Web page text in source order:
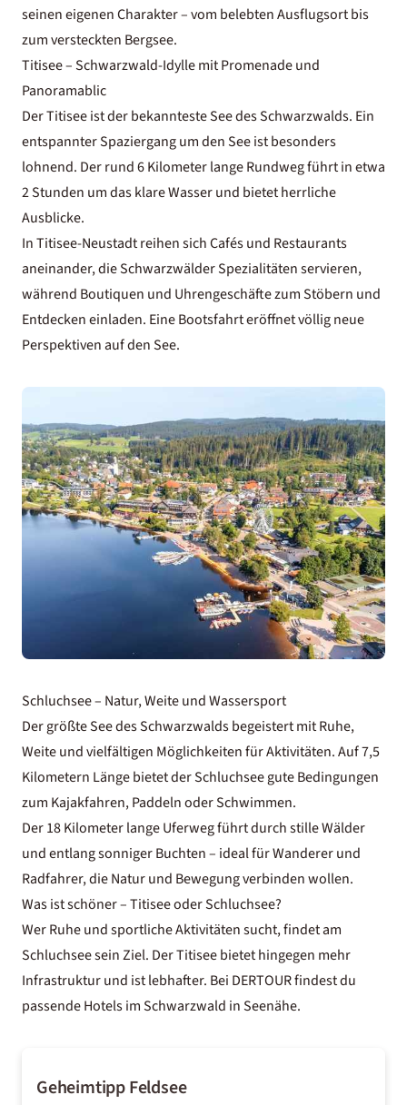
seinen eigenen Charakter – vom belebten Ausflugsort bis
zum versteckten Bergsee.
Titisee – Schwarzwald-Idylle mit Promenade und
Panoramablic
Der Titisee ist der bekannteste See des Schwarzwalds. Ein
entspannter Spaziergang um den See ist besonders
lohnend. Der rund 6 Kilometer lange Rundweg führt in etwa
2 Stunden um das klare Wasser und bietet herrliche
Ausblicke.
In Titisee-Neustadt reihen sich Cafés und Restaurants
aneinander, die Schwarzwälder Spezialitäten servieren,
während Boutiquen und Uhrengeschäfte zum Stöbern und
Entdecken einladen. Eine Bootsfahrt eröffnet völlig neue
Perspektiven auf den See.
Schluchsee – Natur, Weite und Wassersport
Der größte See des Schwarzwalds begeistert mit Ruhe,
Weite und vielfältigen Möglichkeiten für Aktivitäten. Auf 7,5
Kilometern Länge bietet der Schluchsee gute Bedingungen
zum Kajakfahren, Paddeln oder Schwimmen.
Der 18 Kilometer lange Uferweg führt durch stille Wälder
und entlang sonniger Buchten – ideal für Wanderer und
Radfahrer, die Natur und Bewegung verbinden wollen.
Was ist schöner – Titisee oder Schluchsee?
Wer Ruhe und sportliche Aktivitäten sucht, findet am
Schluchsee sein Ziel. Der Titisee bietet hingegen mehr
Infrastruktur und ist lebhafter. Bei DERTOUR findest du
passendeHotels im Schwarzwald in Seenähe.
Geheimtipp Feldsee